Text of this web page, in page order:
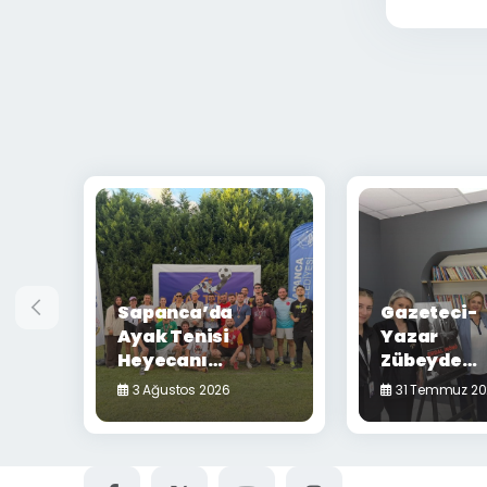
Sapanca’da
Ayak Tenisi
Heyecanı
Yaşandı
3 Ağustos 2026
Gazeteci-
Yazar
Zübeyde
Balcı
Sapanca'da
31 Temmuz